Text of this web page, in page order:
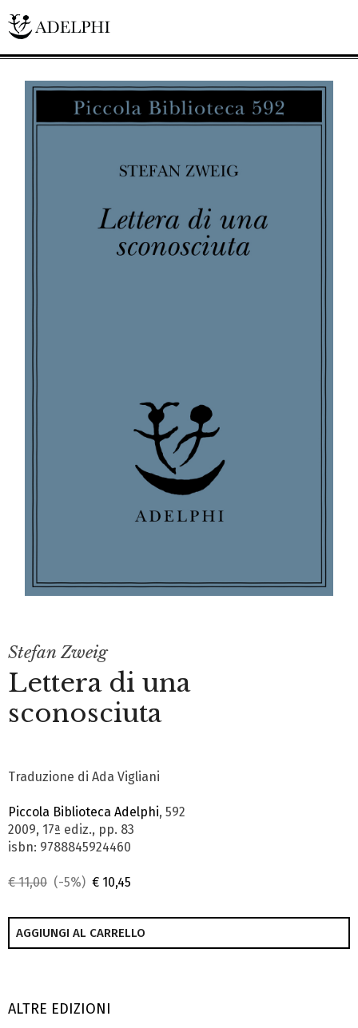
Stefan Zweig
Lettera di una
sconosciuta
Traduzione di Ada Vigliani
Piccola Biblioteca Adelphi, 592
2009, 17ª ediz., pp. 83
isbn: 9788845924460
€ 11,00 (-5%) € 10,45
AGGIUNGI AL CARRELLO
ALTRE EDIZIONI